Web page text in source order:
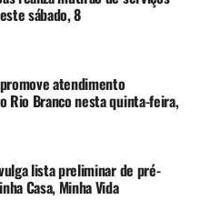
sábado, 8
atendimento
Rio Branco nesta quinta-feira,
lista preliminar de pré-
Casa, Minha Vida